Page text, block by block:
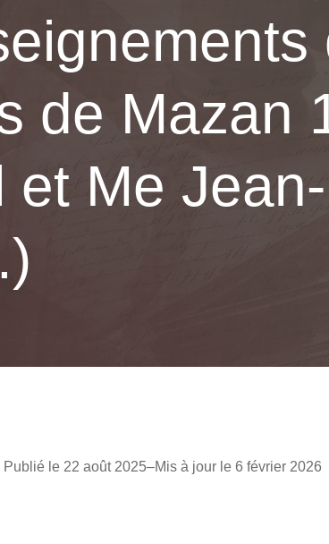
de Mazan
Me
Publié le 22 août 2025–Mis à jour le 6 février 2026